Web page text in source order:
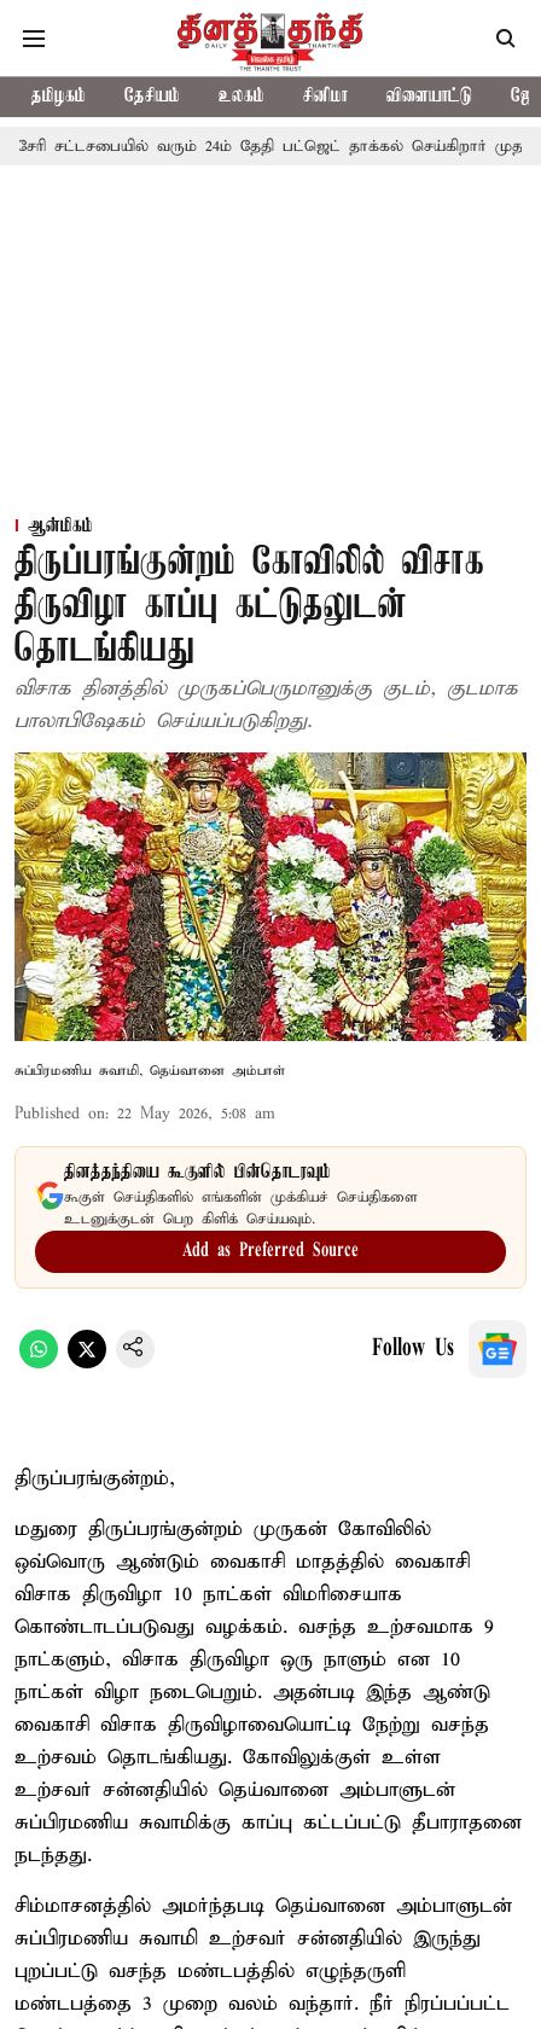
தமிழகம் தேசியம் உலகம் சினிமா விளையாட்டு
வரும் 24ம் தேதி பட்ஜெட் தாக்கல் செய்கிறார் முதல்-அமைச்சர்
ஆன்மிகம்
திருப்பரங்குன்றம் கோவிலில் விசாக
திருவிழா காப்பு கட்டுதலுடன்
தொடங்கியது
விசாக தினத்தில் முருகப்பெருமானுக்கு குடம், குடமாக
பாலாபிஷேகம் செய்யப்படுகிறது.
சுப்பிரமணிய சுவாமி, தெய்வானை அம்பாள்
Published on: 22 May 2026, 5:08 am
தினத்தந்தியை கூகுளில் பின்தொடரவும்
கூகுள் செய்திகளில் எங்களின் முக்கியச் செய்திகளை
உடனுக்குடன் பெற கிளிக் செய்யவும்.
Add as Preferred Source
Follow Us
திருப்பரங்குன்றம்,
மதுரை திருப்பரங்குன்றம் முருகன் கோவிலில்
ஒவ்வொரு ஆண்டும் வைகாசி மாதத்தில் வைகாசி
விசாக திருவிழா 10 நாட்கள் விமரிசையாக
கொண்டாடப்படுவது வழக்கம். வசந்த உற்சவமாக 9
நாட்களும், விசாக திருவிழா ஒரு நாளும் என 10
நாட்கள் விழா நடைபெறும். அதன்படி இந்த ஆண்டு
வைகாசி விசாக திருவிழாவையொட்டி நேற்று வசந்த
உற்சவம் தொடங்கியது. கோவிலுக்குள் உள்ள
உற்சவர் சன்னதியில் தெய்வானை அம்பாளுடன்
சுப்பிரமணிய சுவாமிக்கு காப்பு கட்டப்பட்டு தீபாராதனை
நடந்தது.
சிம்மாசனத்தில் அமர்ந்தபடி தெய்வானை அம்பாளுடன்
சுப்பிரமணிய சுவாமி உற்சவர் சன்னதியில் இருந்து
புறப்பட்டு வசந்த மண்டபத்தில் எழுந்தருளி
மண்டபத்தை 3 முறை வலம் வந்தார். நீர் நிரப்பப்பட்ட